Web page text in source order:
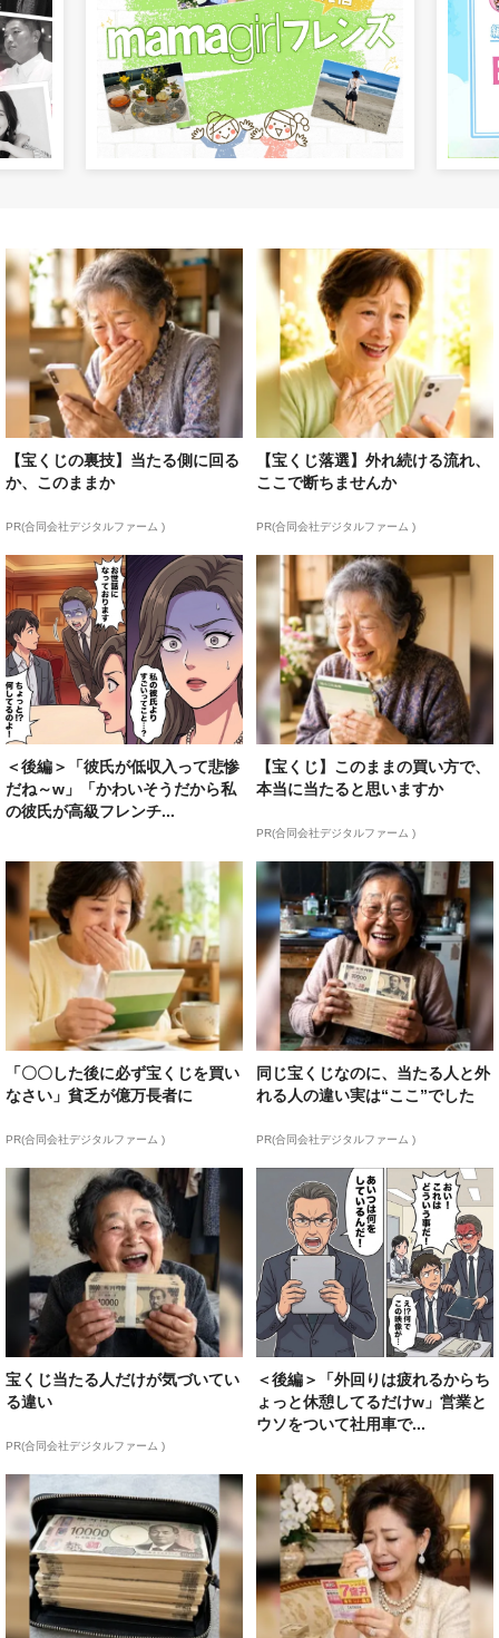
【宝くじの裏技】当たる側に回る
か、このままか
PR(合同会社デジタルファーム )
【宝くじ落選】外れ続ける流れ、
ここで断ちませんか
PR(合同会社デジタルファーム )
＜後編＞「彼氏が低収入って悲惨
だね～w」「かわいそうだから私
の彼氏が高級フレンチ...
【宝くじ】このままの買い方で、
本当に当たると思いますか
PR(合同会社デジタルファーム )
「〇〇した後に必ず宝くじを買い
なさい」貧乏が億万長者に
PR(合同会社デジタルファーム )
同じ宝くじなのに、当たる人と外
れる人の違い実は“ここ”でした
PR(合同会社デジタルファーム )
宝くじ当たる人だけが気づいてい
る違い
PR(合同会社デジタルファーム )
＜後編＞「外回りは疲れるからち
ょっと休憩してるだけw」営業と
ウソをついて社用車で...